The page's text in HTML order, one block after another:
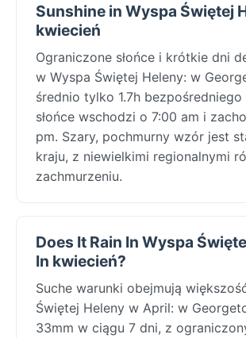
Sunshine in Wyspa Świętej
kwiecień
Ograniczone słońce i krótkie dni
w Wyspa Świętej Heleny: w
średnio tylko 1.7h bezpośredniego
słońce wschodzi o 7:00 am i
pm. Szary, pochmurny wzór jest
kraju, z niewielkimi regionalnymi
zachmurzeniu.
Does It Rain In Wyspa
In kwiecień?
Suche warunki obejmują
Świętej Heleny w April: w
33mm w ciągu 7 dni, z